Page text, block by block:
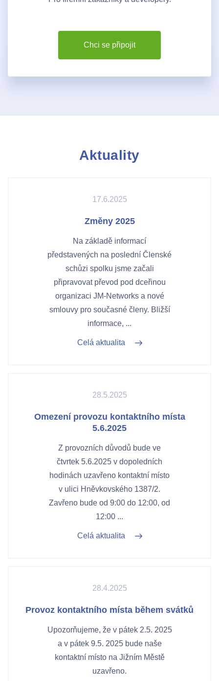
Chci se připojit
Aktuality
17.6.2025
Změny 2025
Na základě informací
představených na poslední Členské
schůzi spolku jsme začali
připravovat převod pod dceřinou
organizaci JM-Networks a nové
smlouvy pro současné členy. Bližší
informace, ...
Celá aktualita
28.5.2025
Omezení provozu kontaktního místa
5.6.2025
Z provozních důvodů bude ve
čtvrtek 5.6.2025 v dopoledních
hodinách uzavřeno kontaktní místo
v ulici Hněvkovského 1387/2.
Zavřeno bude od 9:00 do 12:00, od
12:00 ...
Celá aktualita
28.4.2025
Provoz kontaktního místa během svátků
Upozorňujeme, že v pátek 2.5. 2025
a v pátek 9.5. 2025 bude naše
kontaktní místo na Jižním Městě
uzavřeno.